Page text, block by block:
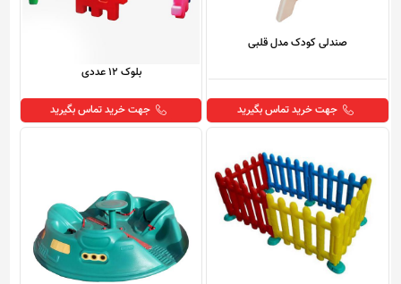
صندلی کودک مدل قلبی
جهت خرید تماس بگیرید
بلوک 12 عددی
جهت خرید تماس بگیرید